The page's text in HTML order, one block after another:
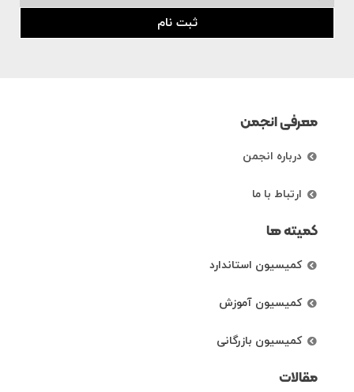
ثبت نام
معرفی انجمن
درباره انجمن
ارتباط با ما
کمیته ها
کمیسیون استاندارد
کمیسیون آموزش
کمیسیون بازرگانی
مقالات